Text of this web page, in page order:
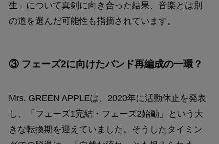
生」について真剣に向き合った結果、音楽とは別
の道を選んだ可能性も指摘されています。
③ フェーズ2に向けたバンド再編成の一環？
Mrs. GREEN APPLEは、2020年に活動休止を発表
し、「フェーズ1完結・フェーズ2始動」という大
きな転換期を迎えていました。そうしたタイミン